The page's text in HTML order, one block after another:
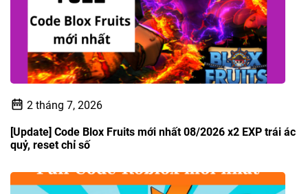
2 tháng 7, 2026
[Update] Code Blox Fruits mới nhất 08/2026 x2 EXP trái ác
quỷ, reset chỉ số